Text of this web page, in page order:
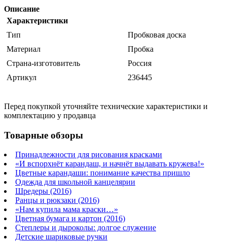
Описание
Характеристики
Тип
Пробковая доска
Материал
Пробка
Страна-изготовитель
Россия
Артикул
236445
Перед покупкой уточняйте технические характеристики и
комплектацию у продавца
Товарные обзоры
Принадлежности для рисования красками
«И вспорхнёт карандаш, и начнёт выдавать кружева!»
Цветные карандаши: понимание качества пришло
Одежда для школьной канцелярии
Шредеры (2016)
Ранцы и рюкзаки (2016)
«Нам купила мама краски…»
Цветная бумага и картон (2016)
Степлеры и дыроколы: долгое служение
Детские шариковые ручки